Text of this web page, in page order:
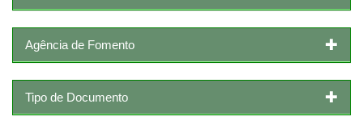
Agência de Fomento
Tipo de Documento